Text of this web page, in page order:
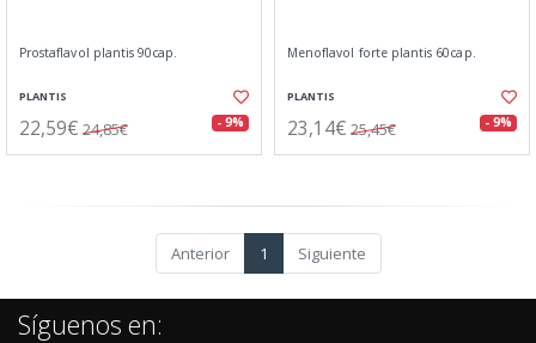
Prostaflavol plantis 90cap.
PLANTIS
22,59€ 24,85€ - 9%
Menoflavol forte plantis 60cap.
PLANTIS
23,14€ 25,45€ - 9%
Anterior 1 Siguiente
Síguenos en: